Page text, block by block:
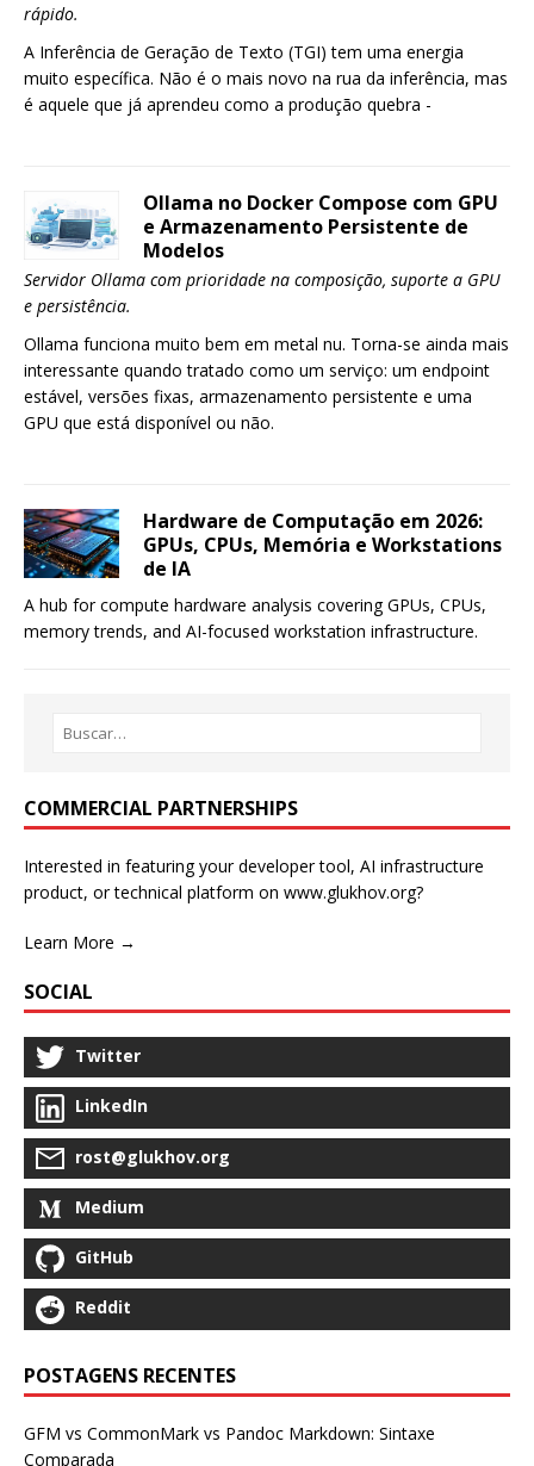
rápido.
A Inferência de Geração de Texto (TGI) tem uma energia
muito específica. Não é o mais novo na rua da inferência, mas
é aquele que já aprendeu como a produção quebra -
Ollama no Docker Compose com GPU
e Armazenamento Persistente de
Modelos
Servidor Ollama com prioridade na composição, suporte a GPU
e persistência.
Ollama funciona muito bem em metal nu. Torna-se ainda mais
interessante quando tratado como um serviço: um endpoint
estável, versões fixas, armazenamento persistente e uma
GPU que está disponível ou não.
Hardware de Computação em 2026:
GPUs, CPUs, Memória e Workstations
de IA
A hub for compute hardware analysis covering GPUs, CPUs,
memory trends, and AI-focused workstation infrastructure.
COMMERCIAL PARTNERSHIPS
Interested in featuring your developer tool, AI infrastructure
product, or technical platform on www.glukhov.org?
Learn More →
SOCIAL
Twitter
LinkedIn
rost@glukhov.org
Medium
GitHub
Reddit
POSTAGENS RECENTES
GFM vs CommonMark vs Pandoc Markdown: Sintaxe
Comparada